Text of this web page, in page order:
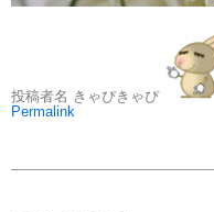
投稿者名 きゃぴきゃぴ
Permalink